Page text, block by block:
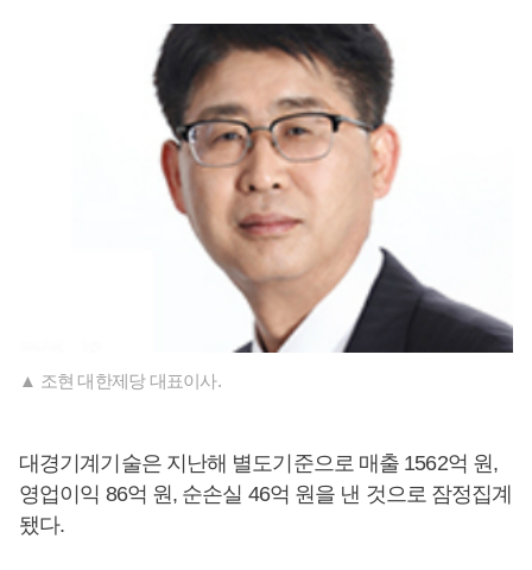
▲ 조현 대한제당 대표이사.
대경기계기술은 지난해 별도기준으로 매출 1562억 원,
영업이익 86억 원, 순손실 46억 원을 낸 것으로 잠정집계
됐다.